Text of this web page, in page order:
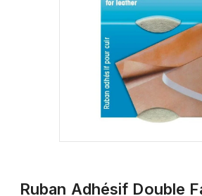
Ruban Adhésif Double